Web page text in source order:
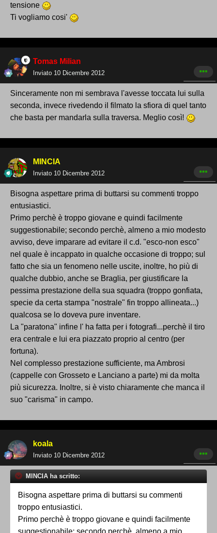
tensione
Ti vogliamo cosi'
Tomas Milian
Inviato 10 Dicembre 2012
Sinceramente non mi sembrava l'avesse toccata lui sulla
seconda, invece rivedendo il filmato la sfiora di quel tanto
che basta per mandarla sulla traversa. Meglio così!
MINCIA
Inviato 10 Dicembre 2012
Bisogna aspettare prima di buttarsi su commenti troppo
entusiastici.
Primo perchè è troppo giovane e quindi facilmente
suggestionabile; secondo perchè, almeno a mio modesto
avviso, deve imparare ad evitare il c.d. "esco-non esco"
nel quale è incappato in qualche occasione di troppo; sul
fatto che sia un fenomeno nelle uscite, inoltre, ho più di
qualche dubbio, anche se Braglia, per giustificare la
pessima prestazione della sua squadra (troppo gonfiata,
specie da certa stampa "nostrale" fin troppo allineata...)
qualcosa se lo doveva pure inventare.
La "paratona" infine l' ha fatta per i fotografi...perchè il tiro
era centrale e lui era piazzato proprio al centro (per
fortuna).
Nel complesso prestazione sufficiente, ma Ambrosi
(cappelle con Grosseto e Lanciano a parte) mi da molta
più sicurezza. Inoltre, si è visto chiaramente che manca il
suo "carisma" in campo.
koala
Inviato 10 Dicembre 2012
MINCIA ha scritto:
Bisogna aspettare prima di buttarsi su commenti
troppo entusiastici.
Primo perchè è troppo giovane e quindi facilmente